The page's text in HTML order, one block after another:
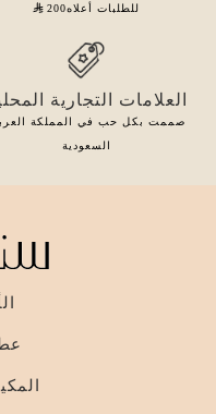
للطلبات أعلاه200
العلامات التجارية
صممت بكل حب في المملكة
السعودية